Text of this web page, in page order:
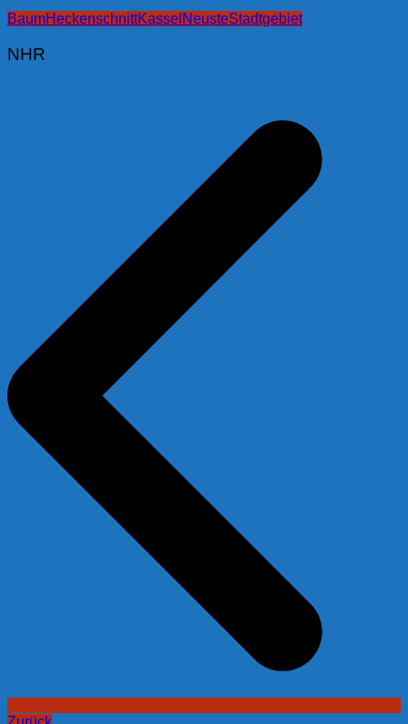
BaumHeckenschnittKassel NeusteStadtgebiet
NHR